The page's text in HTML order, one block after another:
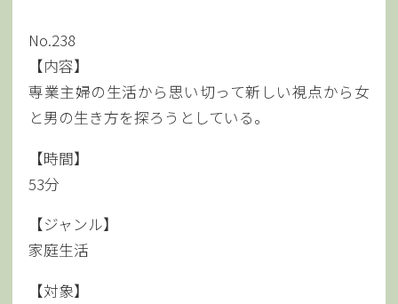
No.238
【内容】
専業主婦の生活から思い切って新しい視点から女
と男の生き方を探ろうとしている。
【時間】
53分
【ジャンル】
家庭生活
【対象】